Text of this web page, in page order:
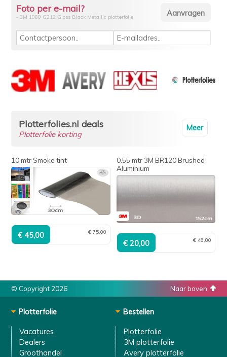
Foto per e-mail?
- 3M 1080 G212 Gloss Black Metallic plotterfolie
Meer
Plotterfolies.nl deals
Plotterfolie korting
10 mtr Smoke tint
€ 75,00
0.55 mtr 3M BR120 Brushed
Aluminium
€ 46,00
Naar boven
© Copyright 2026
Plotterfolie
Vacatures
Dealers
Groothandel
Bestellen
Plotterfolie
3M plotterfolie
Avery plotterfolie